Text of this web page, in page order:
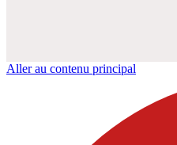
Aller au contenu principal